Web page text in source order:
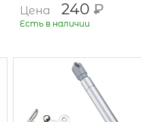
Цена 240 Р
Есть в наличии